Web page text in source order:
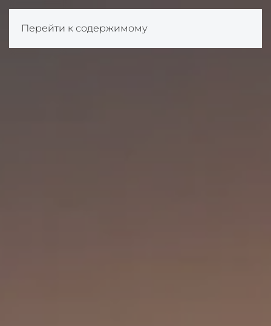
Перейти к содержимому